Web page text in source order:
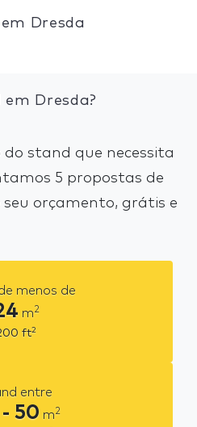
Dresda
Dresda?
stand que necessita
5 propostas de
orçamento, grátis e
menos de
m2
ft2
entre
50 m2